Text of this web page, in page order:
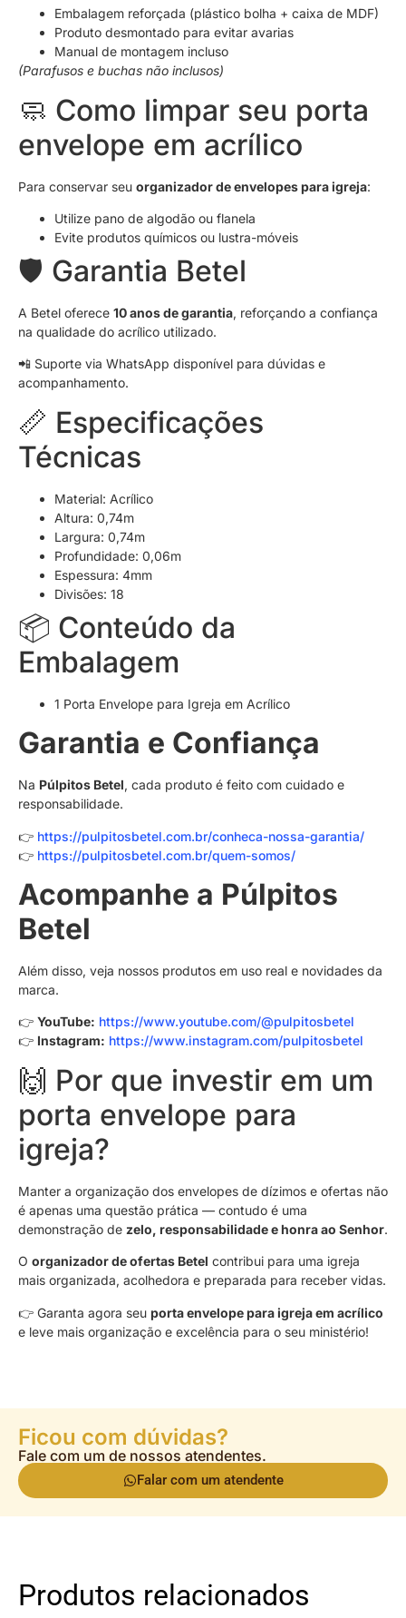
Embalagem reforçada (plástico bolha + caixa de MDF)
Produto desmontado para evitar avarias
Manual de montagem incluso
(Parafusos e buchas não inclusos)
🧼 Como limpar seu porta
envelope em acrílico
Para conservar seu organizador de envelopes para igreja:
Utilize pano de algodão ou flanela
Evite produtos químicos ou lustra-móveis
🛡️ Garantia Betel
A Betel oferece 10 anos de garantia, reforçando a confiança
na qualidade do acrílico utilizado.
📲 Suporte via WhatsApp disponível para dúvidas e
acompanhamento.
📏 Especificações
Técnicas
Material: Acrílico
Altura: 0,74m
Largura: 0,74m
Profundidade: 0,06m
Espessura: 4mm
Divisões: 18
📦 Conteúdo da
Embalagem
1 Porta Envelope para Igreja em Acrílico
Garantia e Confiança
Na Púlpitos Betel, cada produto é feito com cuidado e
responsabilidade.
👉 https://pulpitosbetel.com.br/conheca-nossa-garantia/
👉 https://pulpitosbetel.com.br/quem-somos/
Acompanhe a Púlpitos
Betel
Além disso, veja nossos produtos em uso real e novidades da
marca.
👉 YouTube: https://www.youtube.com/@pulpitosbetel
👉 Instagram: https://www.instagram.com/pulpitosbetel
🙌 Por que investir em um
porta envelope para
igreja?
Manter a organização dos envelopes de dízimos e ofertas não
é apenas uma questão prática — contudo é uma
demonstração de zelo, responsabilidade e honra ao Senhor.
O organizador de ofertas Betel contribui para uma igreja
mais organizada, acolhedora e preparada para receber vidas.
👉 Garanta agora seu porta envelope para igreja em acrílico
e leve mais organização e excelência para o seu ministério!
Ficou com dúvidas?
Fale com um de nossos atendentes.
Falar com um atendente
Produtos relacionados